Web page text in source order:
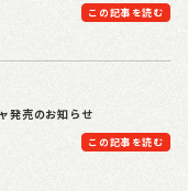
この記事を読む
発売のお知らせ
この記事を読む